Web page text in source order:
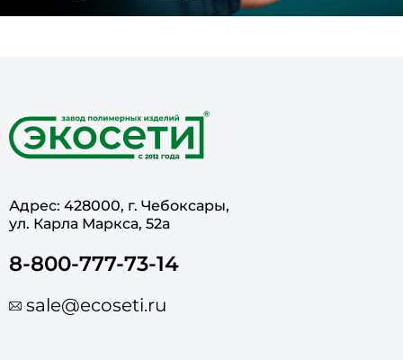
Адрес: 428000, г. Чебоксары,
ул. Карла Маркса, 52а
8-800-777-73-14
sale@ecoseti.ru